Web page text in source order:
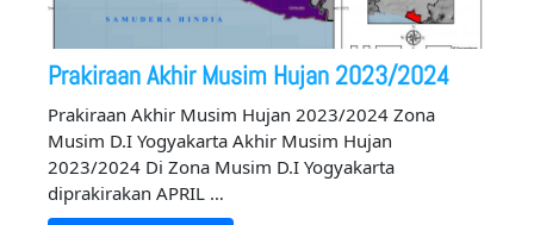
Prakiraan Akhir Musim Hujan 2023/2024
Prakiraan Akhir Musim Hujan 2023/2024 Zona
Musim D.I Yogyakarta Akhir Musim Hujan
2023/2024 Di Zona Musim D.I Yogyakarta
diprakirakan APRIL …